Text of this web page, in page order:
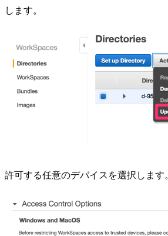
します。
許可する任意のデバイスを選択します。